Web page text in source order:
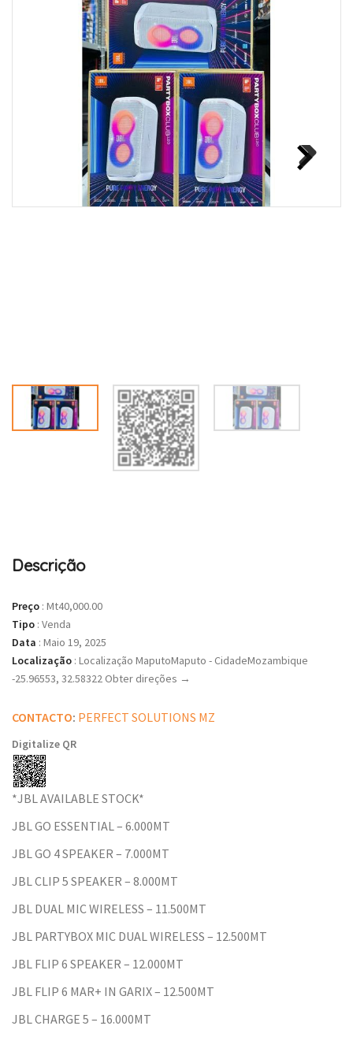
Descrição
Preço : Mt40,000.00
Tipo : Venda
Data : Maio 19, 2025
Localização : Localização MaputoMaputo - CidadeMozambique
-25.96553, 32.58322 Obter direções →
CONTACTO: PERFECT SOLUTIONS MZ
Digitalize QR
*JBL AVAILABLE STOCK*
JBL GO ESSENTIAL – 6.000MT
JBL GO 4 SPEAKER – 7.000MT
JBL CLIP 5 SPEAKER – 8.000MT
JBL DUAL MIC WIRELESS – 11.500MT
JBL PARTYBOX MIC DUAL WIRELESS – 12.500MT
JBL FLIP 6 SPEAKER – 12.000MT
JBL FLIP 6 MAR+ IN GARIX – 12.500MT
JBL CHARGE 5 – 16.000MT